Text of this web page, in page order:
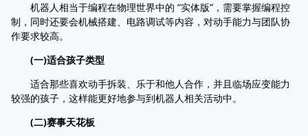
机器人相当于编程在物理世界中的 “实体版”，需要掌握编程控
制，同时还要会机械搭建、电路调试等内容，对动手能力与团队协
作要求较高。
(一)适合孩子类型
适合那些喜欢动手拆装、乐于和他人合作，并且临场应变能力
较强的孩子，这样能更好地参与到机器人相关活动中。
(二)赛事天花板